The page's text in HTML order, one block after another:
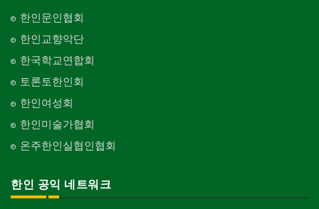
한인문인협회
한인교향악단
한국학교연합회
토론토한인회
한인여성회
한인미술가협회
온주한인실협인협회
한인 공익 네트워크